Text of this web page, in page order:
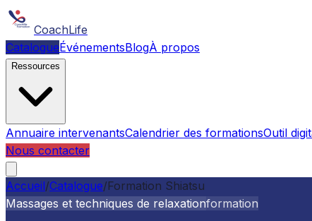
CoachLife
CatalogueÉvénementsBlogÀ propos
Ressources
Annuaire intervenantsCalendrier des formationsOutil
Nous contacter
Accueil/Catalogue/Formation Shiatsu
Massages et techniques de relaxationformation